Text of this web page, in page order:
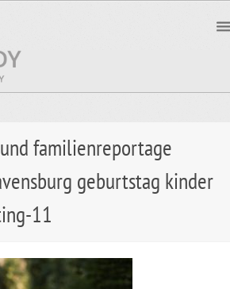
familienreportage
geburtstag kinder
11